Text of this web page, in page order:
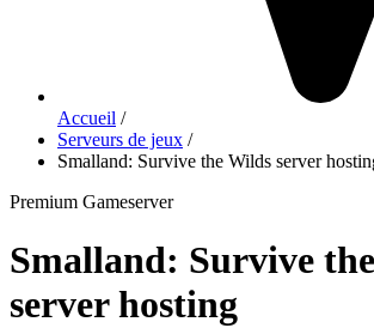
Accueil /
Serveurs de jeux /
Smalland: Survive the Wilds server
Premium Gameserver
Smalland: Survive
server hosting